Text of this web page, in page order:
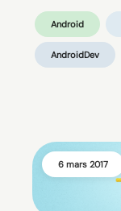
Android
AndroidDev
6 mars 2017